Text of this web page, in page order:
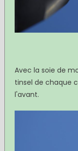
Avec la soie de
tinsel de chaque
l'avant.